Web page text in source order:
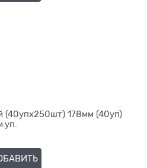
(40упх250шт) 178мм (40уп)